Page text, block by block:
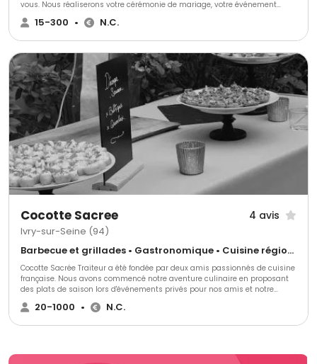
vous. Nous réaliserons votre cérémonie de mariage, votre événement
d'entreprise, formidable et mémorable, dont tous vos convives se
souviendront pendant de nombreuses années.
15-300 • N.C.
Cocotte Sacree 4 avis
Ivry-sur-Seine (94)
Barbecue et grillades • Gastronomique • Cuisine régionale
Cocotte Sacrée Traiteur a été fondée par deux amis passionnés de cuisine
française. Nous avons commencé notre aventure culinaire en proposant
des plats de saison lors d'événements privés pour nos amis et notre
famille. Forts de l'enthousiasme de nos convives, nous avons décidé de
créer notre entreprise de traiteur événementiel.
20-1000 • N.C.